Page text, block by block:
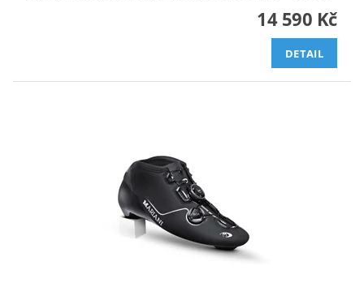
14 590 Kč
DETAIL